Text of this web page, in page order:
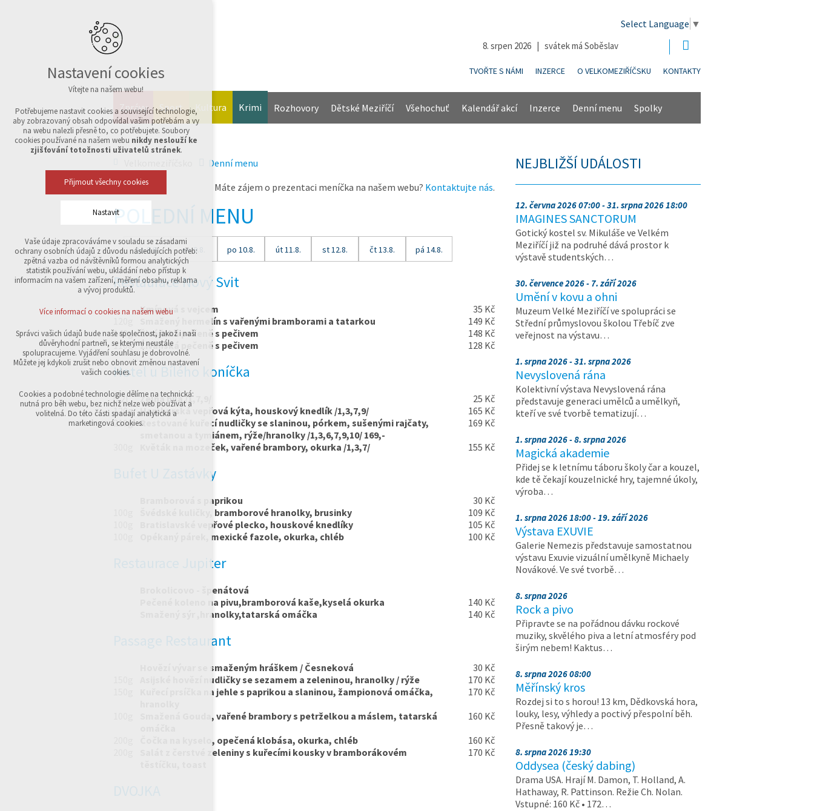
Select Language ▼
8. srpen 2026 | svátek má Soběslav
TVOŘTE S NÁMI INZERCE O VELKOMEZIŘÍČSKU KONTAKTY
Zprávy Sport Kultura Krimi Rozhovory Dětské Meziříčí Všehochuť Kalendář akcí Inzerce Denní menu Spolky
Denní menu
Máte zájem o prezentaci meníčka na našem webu? Kontaktujte nás.
POLEDNÍ MENU
so 8.8. ne 9.8. po 10.8. út 11.8. st 12.8. čt 13.8. pá 14.8.
Restaurace Nový Svit
Kmínová s vejcem
35 Kč
Smažený hermelín s vařenými bramborami a tatarkou
149 Kč
140g Živáňská pečeně s pečivem
148 Kč
110g Živáňská pečeně s pečivem 128 Kč
Hotel u Bílého koníčka
0,2l Zelná bílá /1,7,9/
25 Kč
120g Hamburská vepřová kýta, houskový knedlík /1,3,7,9/
165 Kč
210g Restované kuřecí nudličky se slaninou, pórkem, sušenými rajčaty,
smetanou a tymiánem, rýže/hranolky /1,3,6,7,9,10/ 169,-
169 Kč
Květák na mozeček, vařené brambory, okurka /1,3,7/ 155 Kč
Bufet U Zastávky
Bramborová s paprikou
30 Kč
Švédské kuličky, bramborové hranolky, brusinky
109 Kč
Bratislavské vepřové plecko, houskové knedlíky
105 Kč
Opékaný párek, mexické fazole, okurka, chléb 100 Kč
Restaurace Jupiter
Brokolicovo - špenátová
Pečené koleno na pivu,bramborová kaše,kyselá okurka
140 Kč
Smažený sýr ,hranolky,tatarská omáčka
140 Kč
Passage Restaurant
Hovězí vývar se smaženým hráškem / Česneková
30 Kč
Asijské hovězí nudličky se sezamem a zeleninou, hranolky / rýže
170 Kč
Kuřecí prsíčka na jehle s paprikou a slaninou, žampionová omáčka,
170 Kč
Smažená Gouda, vařené brambory s petrželkou a máslem, tatarská
160 Kč
Čočka na kyselo, opečená klobása, okurka, chléb
160 Kč
Salát z čerstvé zeleniny s kuřecími kousky v bramborákovém
170 Kč
NEJBLIŽŠÍ UDÁLOSTI
12. června 2026 07:00 - 31. srpna 2026 18:00
IMAGINES SANCTORUM
Gotický kostel sv. Mikuláše ve Velkém
Meziříčí již na podruhé dává prostor k
výstavě studentských…
30. července 2026 - 7. září 2026
Umění v kovu a ohni
Muzeum Velké Meziříčí ve spolupráci se
Střední průmyslovou školou Třebíč zve
veřejnost na výstavu…
1. srpna 2026 - 31. srpna 2026
Nevyslovená rána
Kolektivní výstava Nevyslovená rána
představuje generaci umělců a umělkyň,
kteří ve své tvorbě tematizují…
1. srpna 2026 - 8. srpna 2026
Magická akademie
Přidej se k letnímu táboru školy čar a kouzel,
kde tě čekají kouzelnické hry, tajemné úkoly,
výroba…
1. srpna 2026 18:00 - 19. září 2026
Výstava EXUVIE
Galerie Nemezis představuje samostatnou
výstavu Exuvie vizuální umělkyně Michaely
Novákové. Ve své tvorbě…
8. srpna 2026
Rock a pivo
Připravte se na pořádnou dávku rockové
muziky, skvělého piva a letní atmosféry pod
širým nebem! Kaktus…
8. srpna 2026 08:00
Měřínský kros
Rozdej si to s horou! 13 km, Dědkovská hora,
louky, lesy, výhledy a poctivý přespolní běh.
Přesně takový je…
8. srpna 2026 19:30
Oddysea (český dabing)
Drama USA. Hrají M. Damon, T. Holland, A.
Hathaway, R. Pattinson. Režie Ch. Nolan.
Vstupné: 160 Kč • 172…
Nastavení cookies
Vítejte na našem webu!
Potřebujeme nastavit cookies a související technologie,
aby zobrazovaný obsah odpovídal vašim potřebám a vy
na webu nalezli přesně to, co potřebujete. Soubory
cookies používané na našem webu nikdy neslouží ke
zjišťování totožnosti uživatelů stránek.
Přijmout všechny cookies
Nastavit
Technická cookies
nutná pro provozování webu
udržení kontextu stránek (session): případná
přihlášení, volby jazyka, apod.
analytická pro anonymizované vyhodnocení
návštěvnosti
marketingová cookies (Google,Sklik)
Více informací o cookies na našem webu
Přijmout všechny cookies
Odmítnout vše
Vaše údaje zpracováváme v souladu se zásadami
ochrany osobních údajů z důvodu následujících potřeb:
zpětná vazba od návštěvníků formou analytických
statistik používání webu, ukládání nebo přístup k
informacím na vašem zařízení, měření obsahu, reklama
a vývoj produktů.
Více informací o cookies na našem webu
Správci vašich údajů bude naše společnost, jakož i naši
důvěryhodní partneři, se kterými neustále
spolupracujeme. Vyjádření souhlasu je dobrovolné.
Můžete jej kdykoli zrušit nebo obnovit změnou nastavení
vašich cookies.
Cookies a podobné technologie dělíme na technická:
nutná pro běh webu, bez nichž nelze web používat a
volitelná. Do této části spadají analytická a
marketingová cookies.